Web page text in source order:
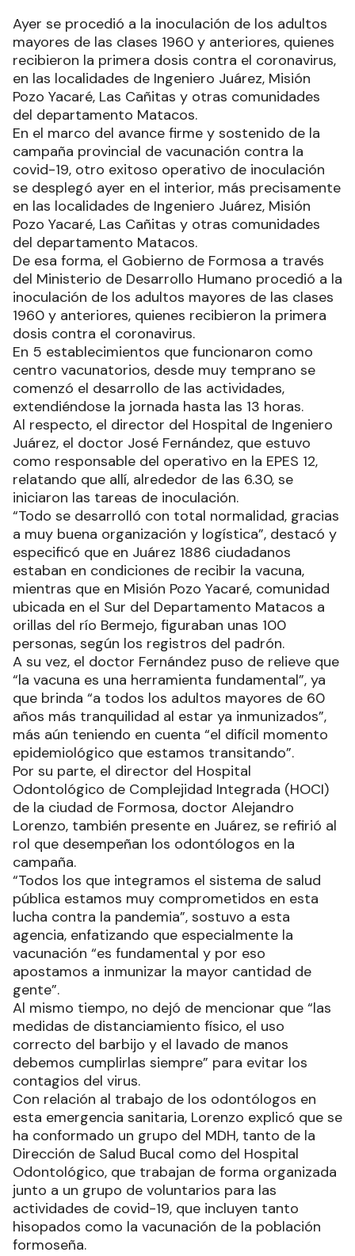
Ayer se procedió a la inoculación de los adultos
mayores de las clases 1960 y anteriores, quienes
recibieron la primera dosis contra el coronavirus,
en las localidades de Ingeniero Juárez, Misión
Pozo Yacaré, Las Cañitas y otras comunidades
del departamento Matacos.
En el marco del avance firme y sostenido de la
campaña provincial de vacunación contra la
covid-19, otro exitoso operativo de inoculación
se desplegó ayer en el interior, más precisamente
en las localidades de Ingeniero Juárez, Misión
Pozo Yacaré, Las Cañitas y otras comunidades
del departamento Matacos.
De esa forma, el Gobierno de Formosa a través
del Ministerio de Desarrollo Humano procedió a la
inoculación de los adultos mayores de las clases
1960 y anteriores, quienes recibieron la primera
dosis contra el coronavirus.
En 5 establecimientos que funcionaron como
centro vacunatorios, desde muy temprano se
comenzó el desarrollo de las actividades,
extendiéndose la jornada hasta las 13 horas.
Al respecto, el director del Hospital de Ingeniero
Juárez, el doctor José Fernández, que estuvo
como responsable del operativo en la EPES 12,
relatando que allí, alrededor de las 6.30, se
iniciaron las tareas de inoculación.
“Todo se desarrolló con total normalidad, gracias
a muy buena organización y logística”, destacó y
especificó que en Juárez 1886 ciudadanos
estaban en condiciones de recibir la vacuna,
mientras que en Misión Pozo Yacaré, comunidad
ubicada en el Sur del Departamento Matacos a
orillas del río Bermejo, figuraban unas 100
personas, según los registros del padrón.
A su vez, el doctor Fernández puso de relieve que
“la vacuna es una herramienta fundamental”, ya
que brinda “a todos los adultos mayores de 60
años más tranquilidad al estar ya inmunizados”,
más aún teniendo en cuenta “el difícil momento
epidemiológico que estamos transitando”.
Por su parte, el director del Hospital
Odontológico de Complejidad Integrada (HOCI)
de la ciudad de Formosa, doctor Alejandro
Lorenzo, también presente en Juárez, se refirió al
rol que desempeñan los odontólogos en la
campaña.
“Todos los que integramos el sistema de salud
pública estamos muy comprometidos en esta
lucha contra la pandemia”, sostuvo a esta
agencia, enfatizando que especialmente la
vacunación “es fundamental y por eso
apostamos a inmunizar la mayor cantidad de
gente”.
Al mismo tiempo, no dejó de mencionar que “las
medidas de distanciamiento físico, el uso
correcto del barbijo y el lavado de manos
debemos cumplirlas siempre” para evitar los
contagios del virus.
Con relación al trabajo de los odontólogos en
esta emergencia sanitaria, Lorenzo explicó que se
ha conformado un grupo del MDH, tanto de la
Dirección de Salud Bucal como del Hospital
Odontológico, que trabajan de forma organizada
junto a un grupo de voluntarios para las
actividades de covid-19, que incluyen tanto
hisopados como la vacunación de la población
formoseña.